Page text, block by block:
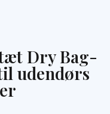
Dry Bag-
udendørs